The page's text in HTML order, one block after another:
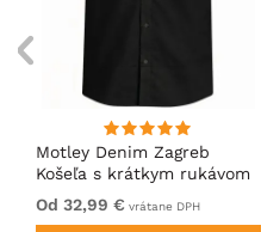
Motley Denim Zagreb
Košeľa s krátkym rukávom
Čierna
Od 32,99 € vrátane DPH